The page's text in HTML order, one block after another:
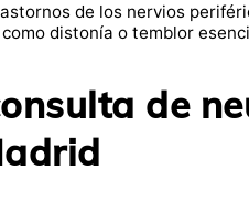
de los nervios
distonía o temblor
de